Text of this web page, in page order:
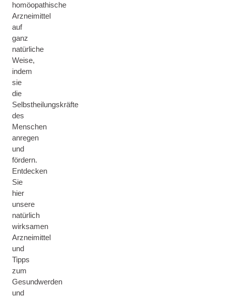
homöopathische
Arzneimittel
auf
ganz
natürliche
Weise,
indem
sie
die
Selbstheilungskräfte
des
Menschen
anregen
und
fördern.
Entdecken
Sie
hier
unsere
natürlich
wirksamen
Arzneimittel
und
Tipps
zum
Gesundwerden
und